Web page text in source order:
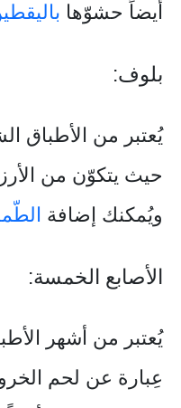
أيضاً حشوّها
بلوف:
يُعتبر من الأطباق
حيث يتكوّن من الأرز
ويُمكنك إضافة
الأصابع الخمسة:
يُعتبر من أشهر
عِبارة عن لحم